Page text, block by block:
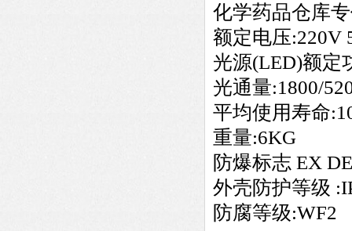
化学药品仓库
额定电压:220V
光源(LED)额定
光通量:1800/
平均使用寿命
重量:6KG
防爆标志 EX
外壳防护等级
防腐等级:WF2